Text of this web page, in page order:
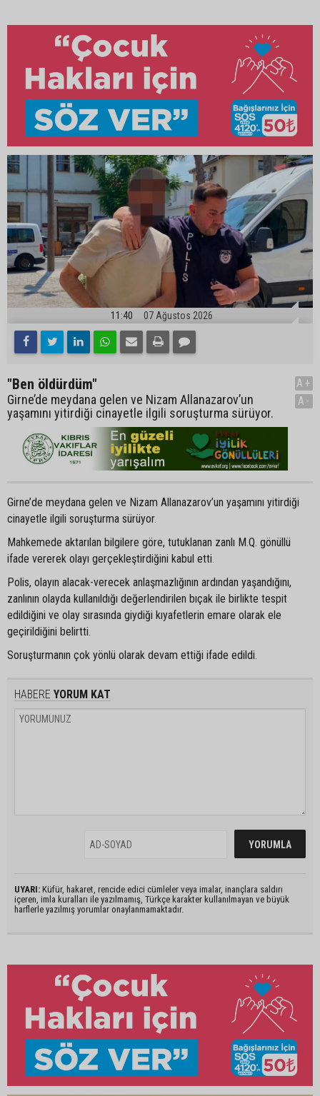
11:40 07 Ağustos 2026
"Ben öldürdüm"
Girne’de meydana gelen ve Nizam Allanazarov’un
yaşamını yitirdiği cinayetle ilgili soruşturma sürüyor.
A+
A-
Girne’de meydana gelen ve Nizam Allanazarov’un yaşamını yitirdiği
cinayetle ilgili soruşturma sürüyor.
Mahkemede aktarılan bilgilere göre, tutuklanan zanlı M.Q. gönüllü
ifade vererek olayı gerçekleştirdiğini kabul etti.
Polis, olayın alacak-verecek anlaşmazlığının ardından yaşandığını,
zanlının olayda kullanıldığı değerlendirilen bıçak ile birlikte tespit
edildiğini ve olay sırasında giydiği kıyafetlerin emare olarak ele
geçirildiğini belirtti.
Soruşturmanın çok yönlü olarak devam ettiği ifade edildi.
HABERE YORUM KAT
UYARI: Küfür, hakaret, rencide edici cümleler veya imalar, inançlara saldırı
içeren, imla kuralları ile yazılmamış, Türkçe karakter kullanılmayan ve büyük
harflerle yazılmış yorumlar onaylanmamaktadır.